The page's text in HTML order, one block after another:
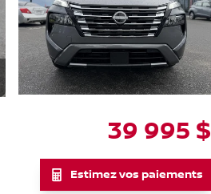
39 995 $
Estimez vos paiements